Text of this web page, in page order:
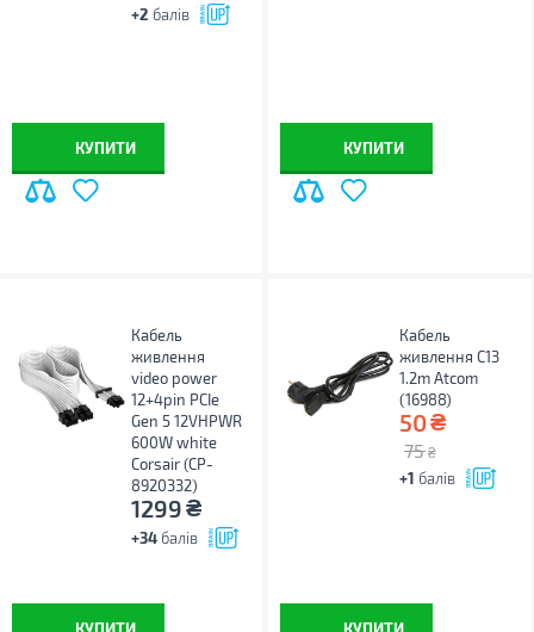
+2 балів
КУПИТИ КУПИТИ
Кабель
живлення
video power
12+4pin PCIe
Gen 5 12VHPWR
600W white
Corsair (CP-
8920332)
1299₴
+34 балів
КУПИТИ
Кабель
живлення C13
1.2m Atcom
(16988)
50₴
75 ₴
+1 балів
КУПИТИ